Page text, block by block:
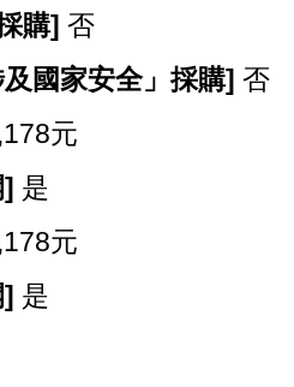
購] 否
國家安全」採購] 否
元
] 是
元
] 是